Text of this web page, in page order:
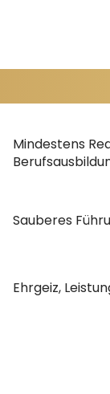
Mindestens
Sauberes
Ehrgeiz,